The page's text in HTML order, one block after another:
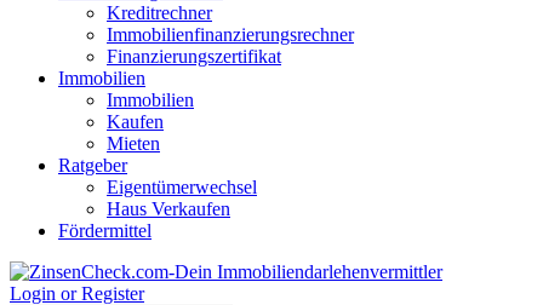
Kreditrechner
Immobilienfinanzierungsrechner
Finanzierungszertifikat
Immobilien
Immobilien
Kaufen
Mieten
Ratgeber
Eigentümerwechsel
Haus Verkaufen
Fördermittel
Login or Register